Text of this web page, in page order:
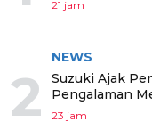
21 jam
2
NEWS
Suzuki Ajak
Pengalaman
23 jam